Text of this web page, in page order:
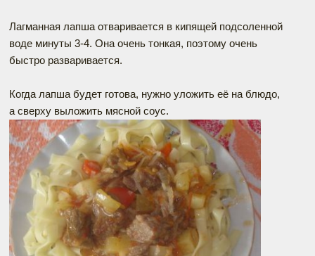
Лагманная лапша отваривается в кипящей подсоленной
воде минуты 3-4. Она очень тонкая, поэтому очень
быстро разваривается.
Когда лапша будет готова, нужно уложить её на блюдо,
а сверху выложить мясной соус.